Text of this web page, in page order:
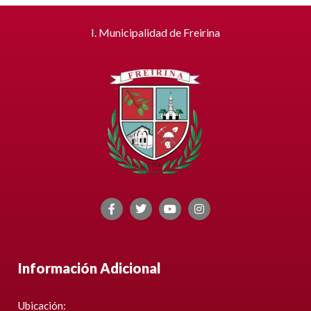
I. Municipalidad de Freirina
Información Adicional
Ubicación: